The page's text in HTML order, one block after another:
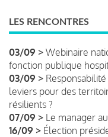
LES RENCONTRES
03/09 > Webinaire
fonction publique
03/09 >
leviers pour des
résilients ?
07/09 > Le manager
16/09 > Élection